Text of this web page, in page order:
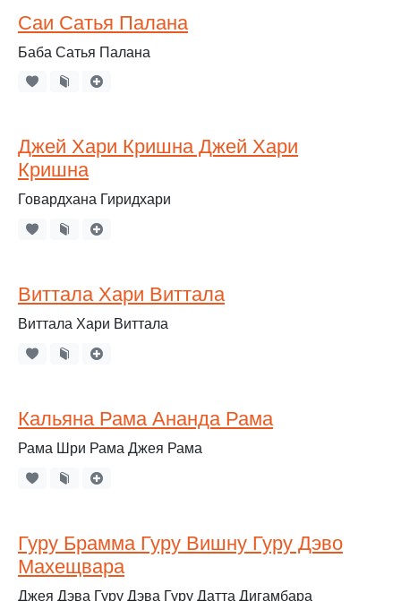
Саи Сатья Палана
Баба Сатья Палана
Джей Хари Кришна Джей Хари
Кришна
Говардхана Гиридхари
Виттала Хари Виттала
Виттала Хари Виттала
Кальяна Рама Ананда Рама
Рама Шри Рама Джея Рама
Гуру Брамма Гуру Вишну Гуру Дэво
Махещвара
Джея Дэва Гуру Дэва Гуру Датта Дигамбара